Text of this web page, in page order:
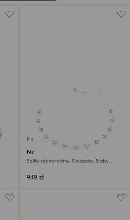
Nowość
Naszyjnik Chroma
Szlify różnorodne, Gwiazda, Biały,
949 zł